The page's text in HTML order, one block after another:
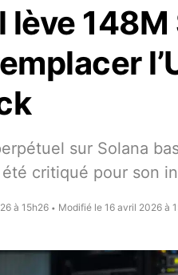
148M
sur Solana
été critiqué pour son
à 15h26 • Modifié le 16 avril 2026 à